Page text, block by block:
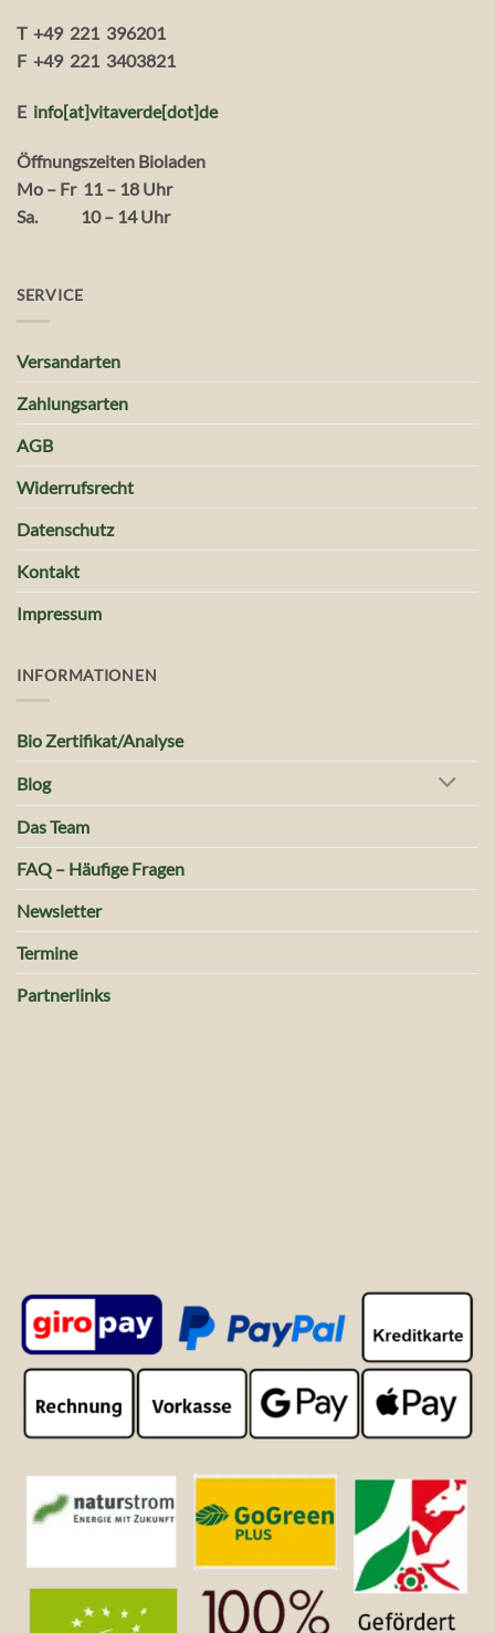
T +49 221 396201
F +49 221 3403821
E info[at]vitaverde[dot]de
Öffnungszeiten Bioladen
Mo – Fr 11 – 18 Uhr
Sa. 10 – 14 Uhr
SERVICE
Versandarten
Zahlungsarten
AGB
Widerrufsrecht
Datenschutz
Kontakt
Impressum
INFORMATIONEN
Bio Zertifikat/Analyse
Blog
Das Team
FAQ – Häufige Fragen
Newsletter
Termine
Partnerlinks